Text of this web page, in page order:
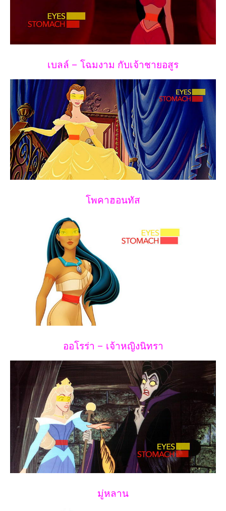
เบลล์ – โฉมงาม กับเจ้าชายอสูร
โพคาฮอนทัส
ออโรร่า – เจ้าหญิงนิทรา
มู่หลาน